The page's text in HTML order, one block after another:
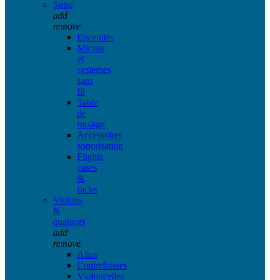
Sono
add
remove
Enceintes
Micros
et
systemes
sans
fil
Table
de
mixage
Accessoires
sonorisation
Flights
cases
&
racks
Violons
&
quatuors
add
remove
Altos
Contrebasses
Violoncelles